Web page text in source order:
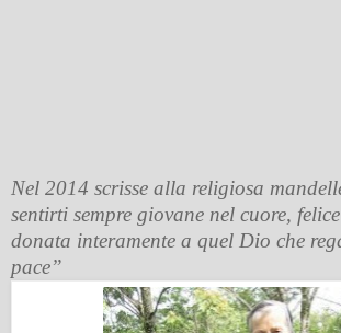
Nel 2014 scrisse alla religiosa
sentirti sempre giovane nel cuore,
donata interamente a quel Dio che
pace”